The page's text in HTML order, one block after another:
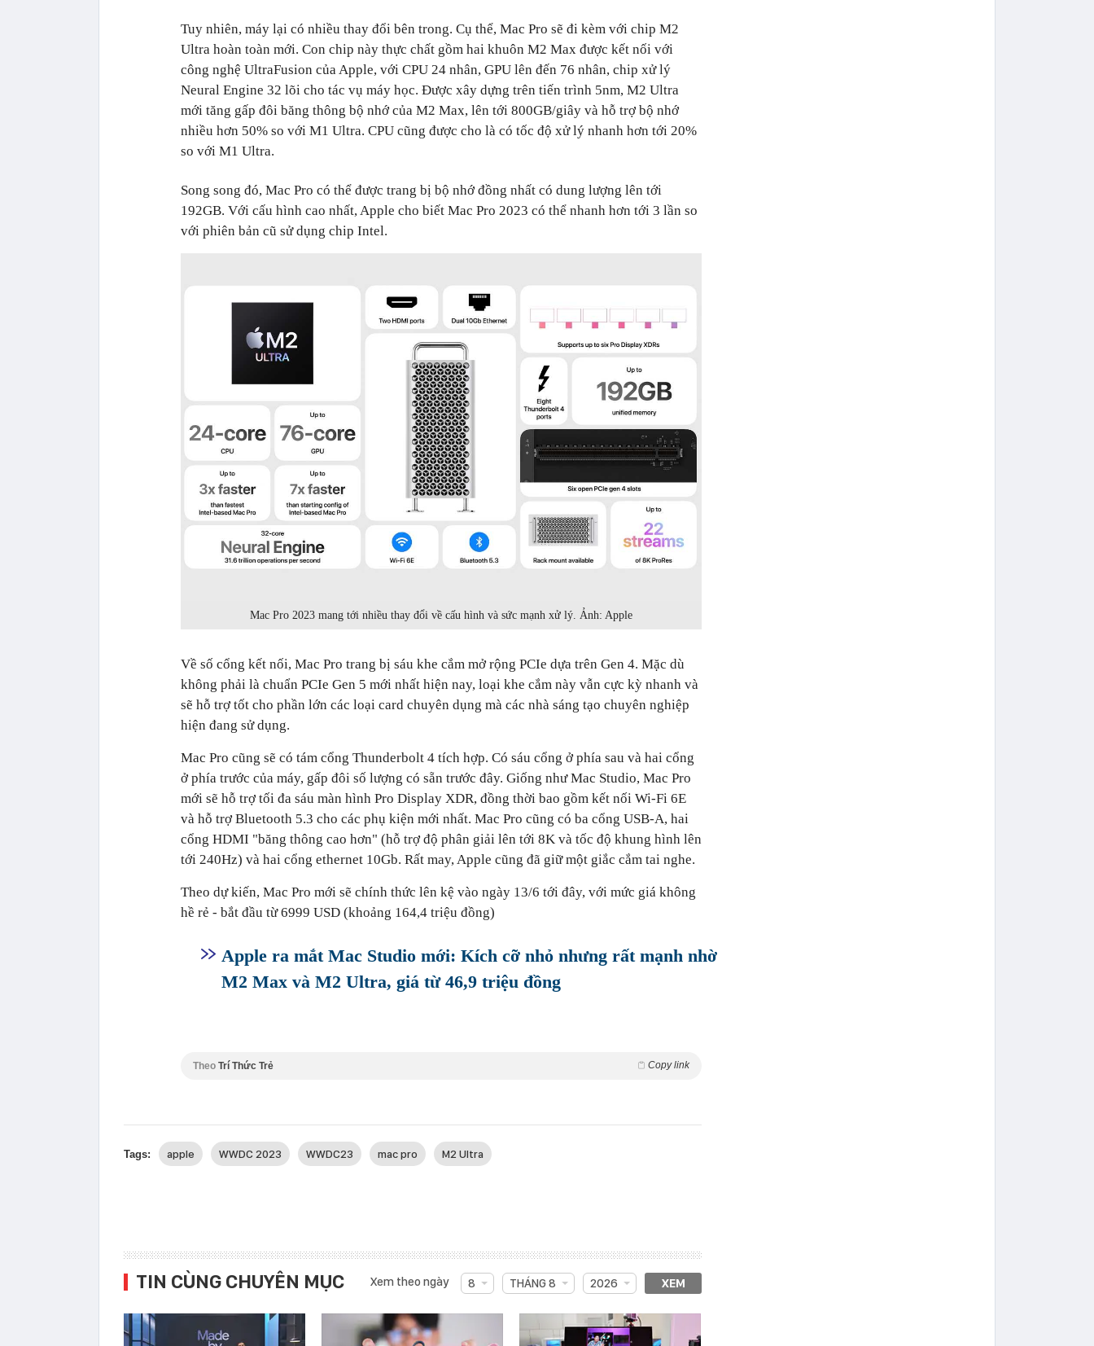
Tuy nhiên, máy lại có nhiều thay đổi bên trong. Cụ thể, Mac Pro sẽ đi kèm với chip M2
Ultra hoàn toàn mới. Con chip này thực chất gồm hai khuôn M2 Max được kết nối với
công nghệ UltraFusion của Apple, với CPU 24 nhân, GPU lên đến 76 nhân, chip xử lý
Neural Engine 32 lõi cho tác vụ máy học. Được xây dựng trên tiến trình 5nm, M2 Ultra
mới tăng gấp đôi băng thông bộ nhớ của M2 Max, lên tới 800GB/giây và hỗ trợ bộ nhớ
nhiều hơn 50% so với M1 Ultra. CPU cũng được cho là có tốc độ xử lý nhanh hơn tới 20%
so với M1 Ultra.
Song song đó, Mac Pro có thể được trang bị bộ nhớ đồng nhất có dung lượng lên tới
192GB. Với cấu hình cao nhất, Apple cho biết Mac Pro 2023 có thể nhanh hơn tới 3 lần so
với phiên bản cũ sử dụng chip Intel.
Mac Pro 2023 mang tới nhiều thay đổi về cấu hình và sức mạnh xử lý. Ảnh: Apple
Về số cổng kết nối, Mac Pro trang bị sáu khe cắm mở rộng PCIe dựa trên Gen 4. Mặc dù
không phải là chuẩn PCIe Gen 5 mới nhất hiện nay, loại khe cắm này vẫn cực kỳ nhanh và
sẽ hỗ trợ tốt cho phần lớn các loại card chuyên dụng mà các nhà sáng tạo chuyên nghiệp
hiện đang sử dụng.
Mac Pro cũng sẽ có tám cổng Thunderbolt 4 tích hợp. Có sáu cổng ở phía sau và hai cổng
ở phía trước của máy, gấp đôi số lượng có sẵn trước đây. Giống như Mac Studio, Mac Pro
mới sẽ hỗ trợ tối đa sáu màn hình Pro Display XDR, đồng thời bao gồm kết nối Wi-Fi 6E
và hỗ trợ Bluetooth 5.3 cho các phụ kiện mới nhất. Mac Pro cũng có ba cổng USB-A, hai
cổng HDMI "băng thông cao hơn" (hỗ trợ độ phân giải lên tới 8K và tốc độ khung hình lên
tới 240Hz) và hai cổng ethernet 10Gb. Rất may, Apple cũng đã giữ một giắc cắm tai nghe.
Theo dự kiến, Mac Pro mới sẽ chính thức lên kệ vào ngày 13/6 tới đây, với mức giá không
hề rẻ - bắt đầu từ 6999 USD (khoảng 164,4 triệu đồng)
Apple ra mắt Mac Studio mới: Kích cỡ nhỏ nhưng rất mạnh nhờ
M2 Max và M2 Ultra, giá từ 46,9 triệu đồng
Theo Trí Thức Trẻ Copy link
Tags: apple WWDC 2023 WWDC23 mac pro M2 Ultra
TIN CÙNG CHUYÊN MỤC Xem theo ngày 8 THÁNG 8 2026 XEM